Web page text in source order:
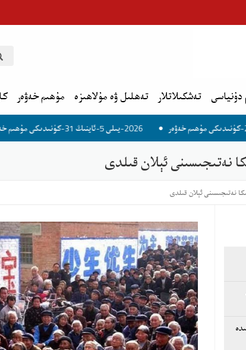
مۇھىم خەۋەر تەھلىل ۋە مۇلاھىزە تەشكىلاتلار دۇنياسى
2026-يىلى 5-ئاينىڭ 31-كۈنىدىكى مۇھىم خەۋەر
نەتىجىسىنى ئېلان قىلدى
نەتىجىسىنى ئېلان قىلدى